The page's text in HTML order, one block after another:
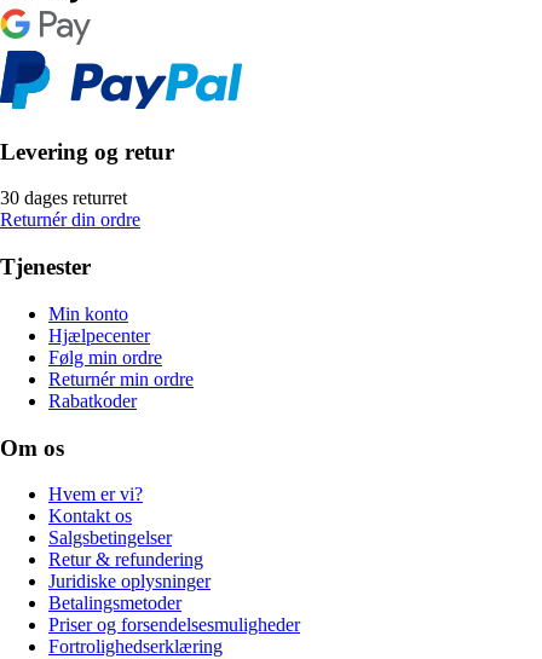
Levering og retur
30 dages returret
Returnér din ordre
Tjenester
Min konto
Hjælpecenter
Følg min ordre
Returnér min ordre
Rabatkoder
Om os
Hvem er vi?
Kontakt os
Salgsbetingelser
Retur & refundering
Juridiske oplysninger
Betalingsmetoder
Priser og forsendelsesmuligheder
Fortrolighedserklæring